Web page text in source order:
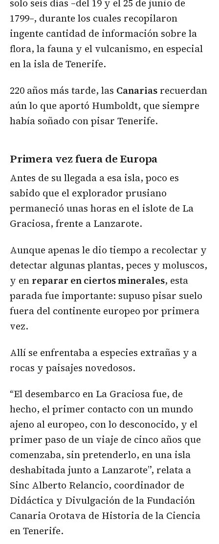
solo seis días –del 19 y el 25 de junio de
1799–, durante los cuales recopilaron
ingente cantidad de información sobre la
flora, la fauna y el vulcanismo, en especial
en la isla de Tenerife.
220 años más tarde, las Canarias recuerdan
aún lo que aportó Humboldt, que siempre
había soñado con pisar Tenerife.
Primera vez fuera de Europa
Antes de su llegada a esa isla, poco es
sabido que el explorador prusiano
permaneció unas horas en el islote de La
Graciosa, frente a Lanzarote.
Aunque apenas le dio tiempo a recolectar y
detectar algunas plantas, peces y moluscos,
y en reparar en ciertos minerales, esta
parada fue importante: supuso pisar suelo
fuera del continente europeo por primera
vez.
Allí se enfrentaba a especies extrañas y a
rocas y paisajes novedosos.
“El desembarco en La Graciosa fue, de
hecho, el primer contacto con un mundo
ajeno al europeo, con lo desconocido, y el
primer paso de un viaje de cinco años que
comenzaba, sin pretenderlo, en una isla
deshabitada junto a Lanzarote”, relata a
Sinc Alberto Relancio, coordinador de
Didáctica y Divulgación de la Fundación
Canaria Orotava de Historia de la Ciencia
en Tenerife.